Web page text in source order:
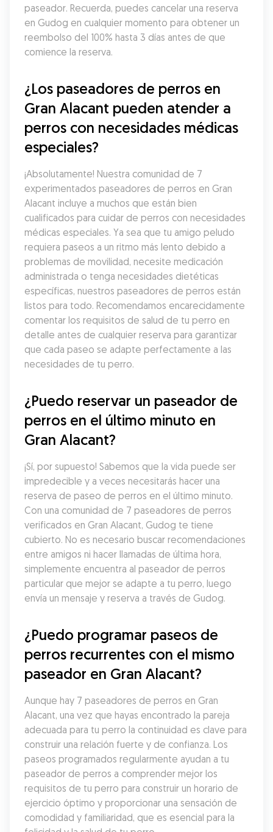
paseador. Recuerda, puedes cancelar una reserva
en Gudog en cualquier momento para obtener un
reembolso del 100% hasta 3 días antes de que
comience la reserva.
¿Los paseadores de perros en
Gran Alacant pueden atender a
perros con necesidades médicas
especiales?
¡Absolutamente! Nuestra comunidad de 7
experimentados paseadores de perros en Gran
Alacant incluye a muchos que están bien
cualificados para cuidar de perros con necesidades
médicas especiales. Ya sea que tu amigo peludo
requiera paseos a un ritmo más lento debido a
problemas de movilidad, necesite medicación
administrada o tenga necesidades dietéticas
específicas, nuestros paseadores de perros están
listos para todo. Recomendamos encarecidamente
comentar los requisitos de salud de tu perro en
detalle antes de cualquier reserva para garantizar
que cada paseo se adapte perfectamente a las
necesidades de tu perro.
¿Puedo reservar un paseador de
perros en el último minuto en
Gran Alacant?
¡Sí, por supuesto! Sabemos que la vida puede ser
impredecible y a veces necesitarás hacer una
reserva de paseo de perros en el último minuto.
Con una comunidad de 7 paseadores de perros
verificados en Gran Alacant, Gudog te tiene
cubierto. No es necesario buscar recomendaciones
entre amigos ni hacer llamadas de última hora,
simplemente encuentra al paseador de perros
particular que mejor se adapte a tu perro, luego
envía un mensaje y reserva a través de Gudog.
¿Puedo programar paseos de
perros recurrentes con el mismo
paseador en Gran Alacant?
Aunque hay 7 paseadores de perros en Gran
Alacant, una vez que hayas encontrado la pareja
adecuada para tu perro la continuidad es clave para
construir una relación fuerte y de confianza. Los
paseos programados regularmente ayudan a tu
paseador de perros a comprender mejor los
requisitos de tu perro para construir un horario de
ejercicio óptimo y proporcionar una sensación de
comodidad y familiaridad, que es esencial para la